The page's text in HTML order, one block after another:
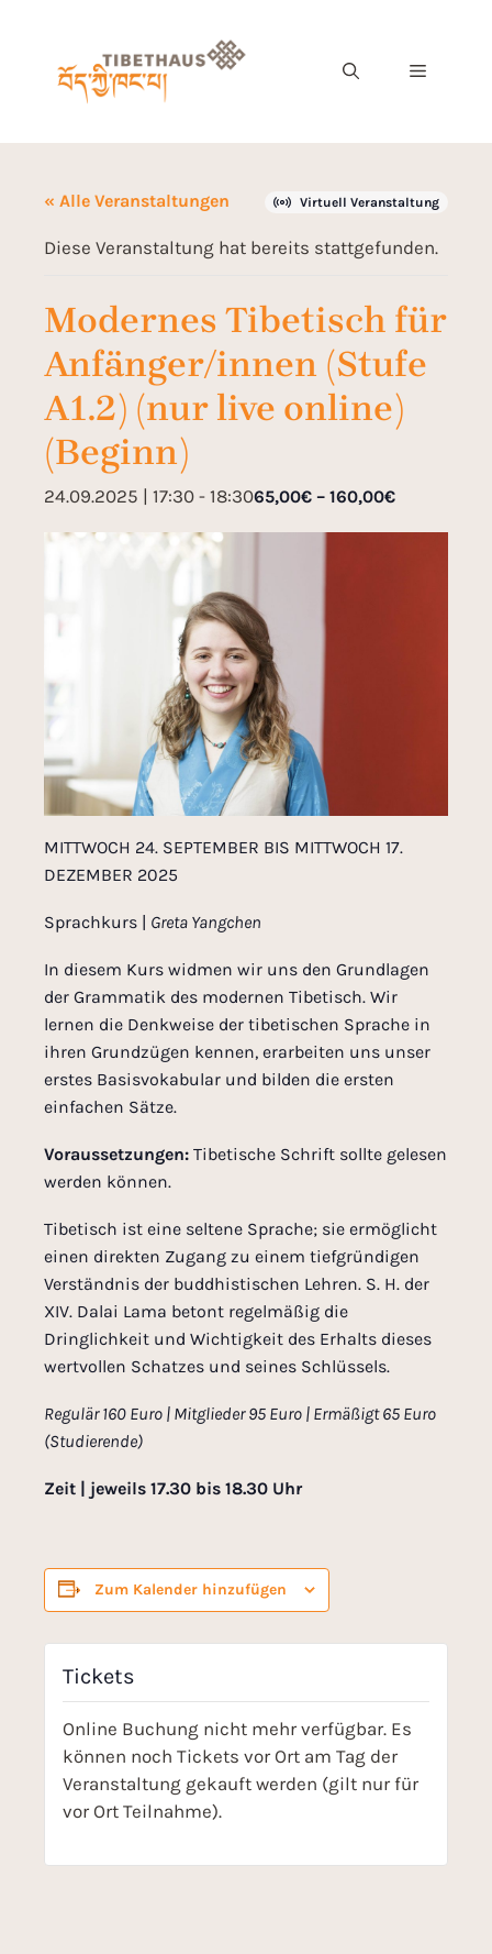
« Alle Veranstaltungen Virtuell Veranstaltung
Diese Veranstaltung hat bereits stattgefunden.
Modernes Tibetisch für
Anfänger/innen (Stufe
A1.2) (nur live online)
(Beginn)
24.09.2025 | 17:30 - 18:3065,00€ – 160,00€
MITTWOCH 24. SEPTEMBER BIS MITTWOCH 17.
DEZEMBER 2025
Sprachkurs | Greta Yangchen
In diesem Kurs widmen wir uns den Grundlagen
der Grammatik des modernen Tibetisch. Wir
lernen die Denkweise der tibetischen Sprache in
ihren Grundzügen kennen, erarbeiten uns unser
erstes Basisvokabular und bilden die ersten
einfachen Sätze.
Voraussetzungen: Tibetische Schrift sollte gelesen
werden können.
Tibetisch ist eine seltene Sprache; sie ermöglicht
einen direkten Zugang zu einem tiefgründigen
Verständnis der buddhistischen Lehren. S. H. der
XIV. Dalai Lama betont regelmäßig die
Dringlichkeit und Wichtigkeit des Erhalts dieses
wertvollen Schatzes und seines Schlüssels.
Regulär 160 Euro | Mitglieder 95 Euro | Ermäßigt 65 Euro
(Studierende)
Zeit | jeweils 17.30 bis 18.30 Uhr
Zum Kalender hinzufügen
Tickets
Online Buchung nicht mehr verfügbar. Es
können noch Tickets vor Ort am Tag der
Veranstaltung gekauft werden (gilt nur für
vor Ort Teilnahme).